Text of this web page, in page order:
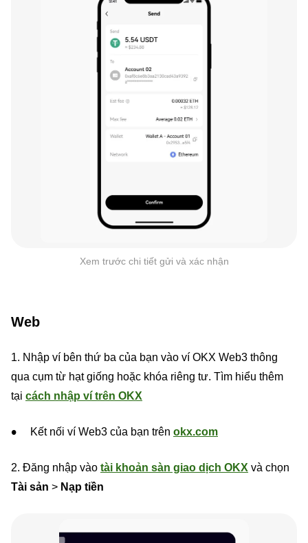
Xem trước chi tiết gửi và xác nhận
Web
1. Nhập ví bên thứ ba của bạn vào ví OKX Web3 thông
qua cụm từ hạt giống hoặc khóa riêng tư. Tìm hiểu thêm
tại cách nhập ví trên OKX
Kết nối ví Web3 của bạn trên okx.com
2. Đăng nhập vào tài khoản sàn giao dịch OKX và chọn
Tài sản > Nạp tiền